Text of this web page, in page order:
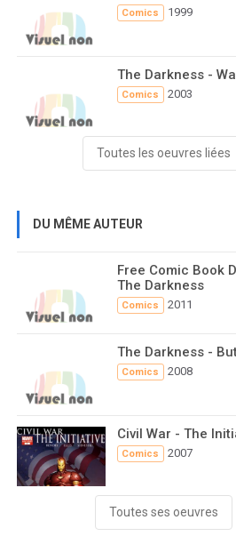
Comics 1999
The Darkness -
Comics 2003
Toutes les oeuvres liées
DU MÊME AUTEUR
Free Comic Book
The Darkness
Comics 2011
The Darkness -
Comics 2008
Civil War - The
Comics 2007
Toutes ses oeuvres